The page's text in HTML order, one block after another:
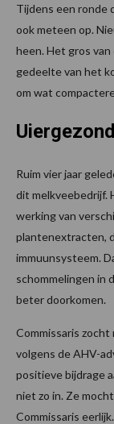
Tijdens een ronde
ook meteen op.
heen. Het gros van
gedeelte van het
om wat
Ruim vier jaar
dit melkveebedrijf.
werking van
plantenextracten,
immuunsysteem.
schommelingen in
beter doorkomen.
Commissaris
volgens de AHV-
positieve bijdrage
niet zo in. Ze
Commissaris